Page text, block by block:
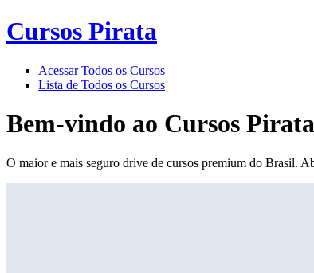
Cursos Pirata
Acessar Todos os Cursos
Lista de Todos os Cursos
Bem-vindo ao Cursos Pirata
O maior e mais seguro drive de cursos premium do Brasil.